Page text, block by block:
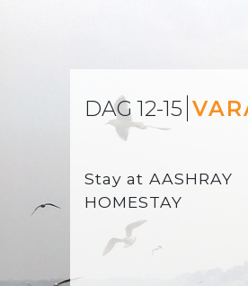
DAG 12-15
Stay atAASHRAY
HOMESTAY